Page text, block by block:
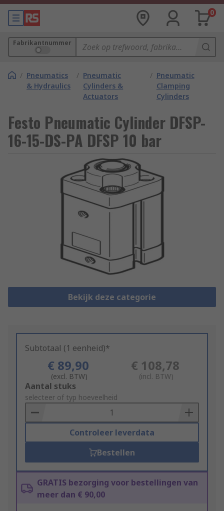
0
Fabrikantnummer
/ Pneumatics
& Hydraulics
/ Pneumatic
Cylinders &
Actuators
/ Pneumatic
Clamping
Cylinders
Festo Pneumatic Cylinder DFSP-
16-15-DS-PA DFSP 10 bar
Bekijk deze categorie
Subtotaal (1 eenheid)*
€ 89,90
(excl. BTW)
€ 108,78
(incl. BTW)
Add
to
Basket
Aantal stuks
selecteer of typ hoeveelheid
Controleer leverdata
Bestellen
GRATIS bezorging voor bestellingen van
meer dan € 90,00